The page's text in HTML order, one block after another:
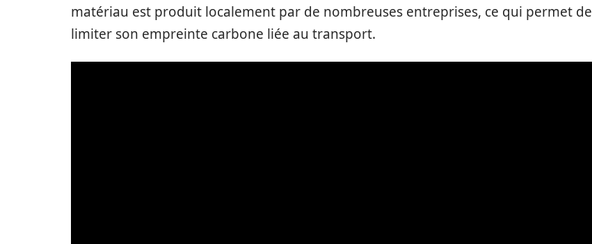
matériau est produit localement par de nombreuses entreprises, ce qui permet de
limiter son empreinte carbone liée au transport.